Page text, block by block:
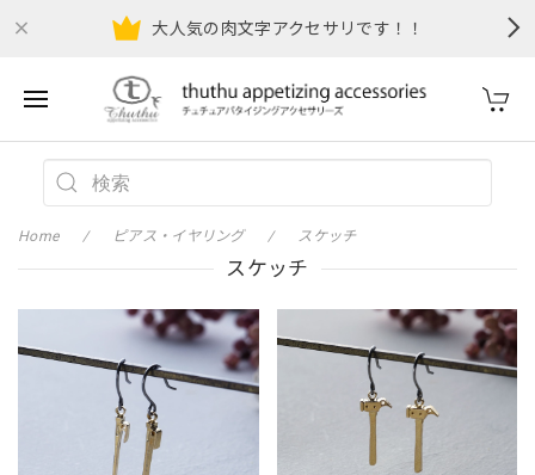
大人気の肉文字アクセサリです！！
Home ピアス・イヤリング スケッチ
スケッチ